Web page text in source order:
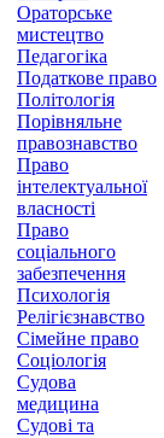
Ораторське
мистецтво
Педагогіка
Податкове право
Політологія
Порівняльне
правознавство
Право
інтелектуальної
власності
Право
соціального
забезпечення
Психологія
Релігієзнавство
Сімейне право
Соціологія
Судова
медицина
Судові та